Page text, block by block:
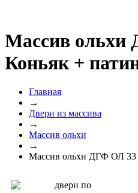
Массив
Коньяк +
Главная
→
Двери из массива
→
Массив ольхи
→
Массив ольхи ДГФ ОЛ 33